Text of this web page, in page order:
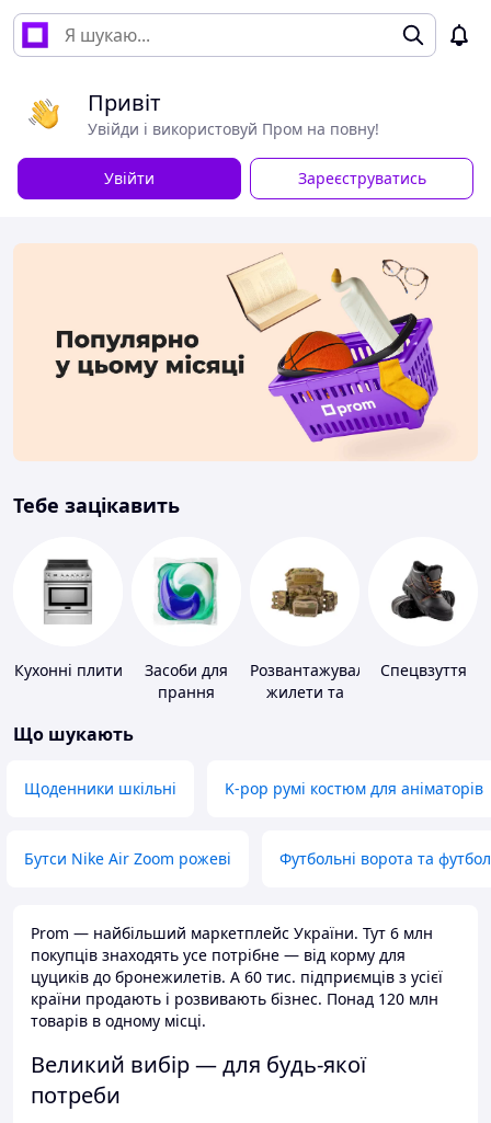
Привіт
Увійди і використовуй Пром на повну!
Увійти Зареєструватись
Тебе зацікавить
Кухонні плити
Засоби для
прання
Розвантажувальні
жилети та
Спецвзуття
Що шукають
Щоденники шкільні K-pop румі костюм для аніматорів
Бутси Nike Air Zoom рожеві Футбольні ворота та
Prom — найбільший маркетплейс України. Тут 6 млн
покупців знаходять усе потрібне — від корму для
цуциків до бронежилетів. А 60 тис. підприємців з усієї
країни продають і розвивають бізнес. Понад 120 млн
товарів в одному місці.
Великий вибір — для будь-якої
потреби